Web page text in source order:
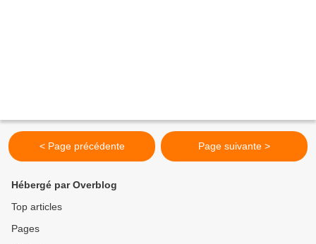
< Page précédente Page suivante >
Hébergé par Overblog
Top articles
Pages